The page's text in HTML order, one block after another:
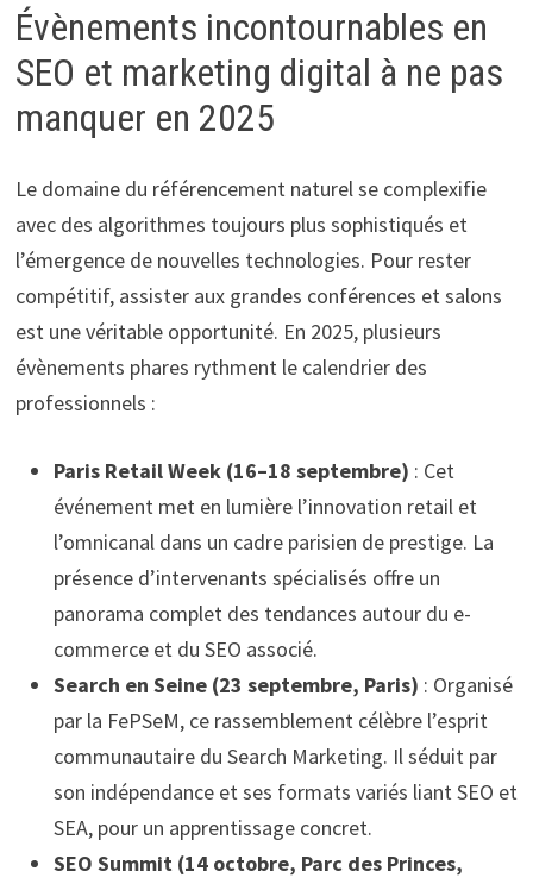
Évènements incontournables en
SEO et marketing digital à ne pas
manquer en 2025
Le domaine du référencement naturel se complexifie
avec des algorithmes toujours plus sophistiqués et
l’émergence de nouvelles technologies. Pour rester
compétitif, assister aux grandes conférences et salons
est une véritable opportunité. En 2025, plusieurs
évènements phares rythment le calendrier des
professionnels :
Paris Retail Week (16–18 septembre) : Cet
événement met en lumière l’innovation retail et
l’omnicanal dans un cadre parisien de prestige. La
présence d’intervenants spécialisés offre un
panorama complet des tendances autour du e-
commerce et du SEO associé.
Search en Seine (23 septembre, Paris) : Organisé
par la FePSeM, ce rassemblement célèbre l’esprit
communautaire du Search Marketing. Il séduit par
son indépendance et ses formats variés liant SEO et
SEA, pour un apprentissage concret.
SEO Summit (14 octobre, Parc des Princes,